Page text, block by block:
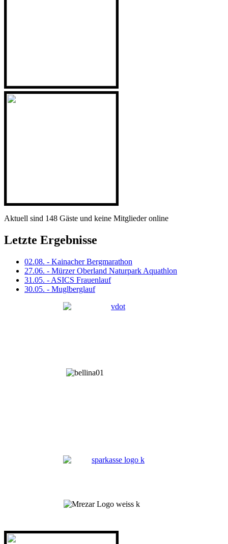
Aktuell sind 148 Gäste und keine Mitglieder online
Letzte Ergebnisse
02.08. - Kainacher Bergmarathon
27.06. - Mürzer Oberland Naturpark Aquathlon
31.05. - ASICS Frauenlauf
30.05. - Muglberglauf